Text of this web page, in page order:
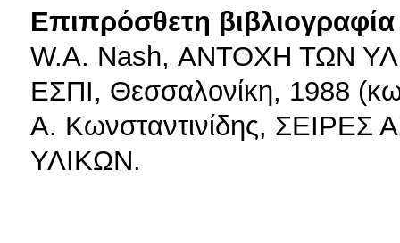
Επιπρόσθετη βιβλιογραφία
W.A. Nash, ΑΝΤΟΧΗ ΤΩΝ
ΕΣΠΙ, Θεσσαλονίκη, 1988
Α. Κωνσταντινίδης,
ΥΛΙΚΩΝ.